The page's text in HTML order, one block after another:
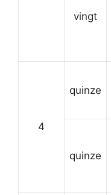
vingt
4
quinze
quinze